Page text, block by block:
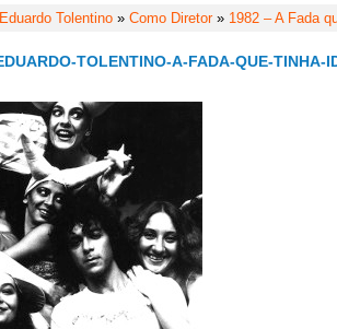
Eduardo Tolentino » Como Diretor» 1982 – A Fada
TOLENTINO-A-FADA-QUE-TINHA-